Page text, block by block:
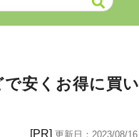
安くお得に買い
[PR] 更新日： 2023/08/16